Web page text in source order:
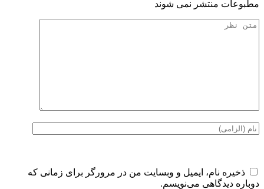
مطبوعات منتشر نمی شوند
ذخیره نام، ایمیل و وبسایت من در مرورگر برای زمانی که
دوباره دیدگاهی می‌نویسم.